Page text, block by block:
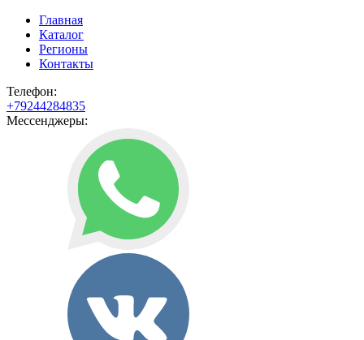
Главная
Каталог
Регионы
Контакты
Телефон:
+79244284835
Мессенджеры: